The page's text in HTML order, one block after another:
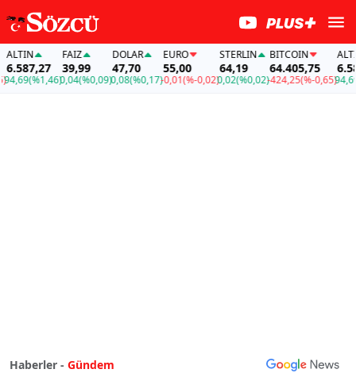
(%1,46)
FAİZ
39,99
0,04(%0,09)
DOLAR
47,70
0,08(%0,17)
EURO
55,00
-0,01(%-0,02)
STERLIN
64,19
0,02(%0,02)
BITCOIN
64.405,75
-424,25(%-0,65)
ALTIN
94,69
Haberler - Gündem